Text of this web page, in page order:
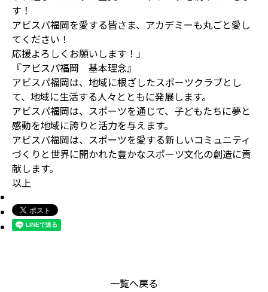
す！
アビスパ福岡を愛する皆さま、アカデミーも丸ごと愛し
てください！
応援よろしくお願いします！」
『アビスパ福岡 基本理念』
アビスパ福岡は、地域に根ざしたスポーツクラブとし
て、地域に生活する人々とともに発展します。
アビスパ福岡は、スポーツを通じて、子どもたちに夢と
感動を地域に誇りと活力を与えます。
アビスパ福岡は、スポーツを愛する新しいコミュニティ
づくりと世界に開かれた豊かなスポーツ文化の創造に貢
献します。
以上
一覧へ戻る